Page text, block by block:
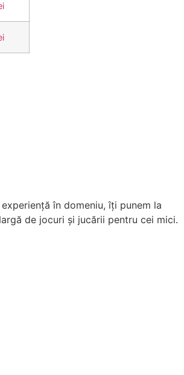
în domeniu, îți punem la
de jocuri și jucării pentru cei mici.